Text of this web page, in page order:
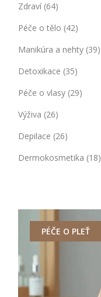
Zdraví (64)
Péče o tělo (42)
Manikúra a nehty (39)
Detoxikace (35)
Péče o vlasy (29)
Výživa (26)
Depilace (26)
Dermokosmetika (18)
PÉČE O PLEŤ